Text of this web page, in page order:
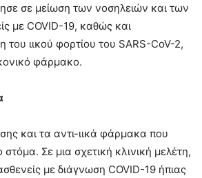
σε μείωση των νοσηλειών και των
με COVID-19, καθώς και
του ιικού φορτίου του SARS-CoV-2,
φάρμακο.
και τα αντι-ιικά φάρμακα που
Σε μια σχετική κλινική μελέτη,
με διάγνωση COVID-19 ήπιας